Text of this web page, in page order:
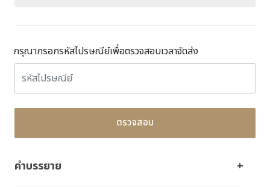
กรุณากรอกรหัสไปรษณีย์เพื่อตรวจสอบเวลาจัดส่ง
ตรวจสอบ
คำบรรยาย